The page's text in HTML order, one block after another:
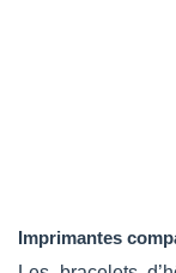
Imprimantes